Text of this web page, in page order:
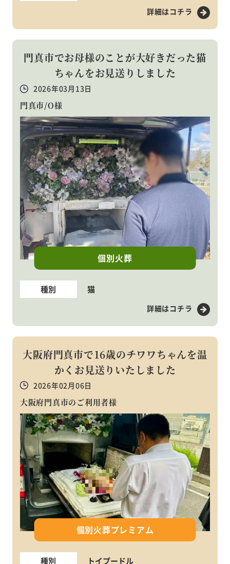
詳細はコチラ
門真市でお母様のことが大好きだった猫
ちゃんをお見送りしました
2026年03月13日
門真市/O様
個別火葬
種別 猫
詳細はコチラ
大阪府門真市で16歳のチワワちゃんを温
かくお見送りいたしました
2026年02月06日
大阪府門真市のご利用者様
個別火葬プレミアム
種別 トイプードル